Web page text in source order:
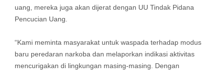
uang, mereka juga akan dijerat dengan UU Tindak Pidana
Pencucian Uang.
“Kami meminta masyarakat untuk waspada terhadap modus
baru peredaran narkoba dan melaporkan indikasi aktivitas
mencurigakan di lingkungan masing-masing. Dengan